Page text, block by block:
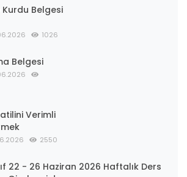
Belgesi
1026
Belgesi
Verimli
2550
22 - 26 Haziran 2026 Haftalık Ders